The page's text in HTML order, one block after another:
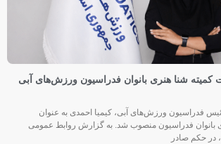
شنا هنری بانوان فدراسیون ورزش‌های آبی
فدراسیون ورزش‌های آبی، کیمیا احمدی به عنوان
فدراسیون منصوب شد. به گزارش روابط عمومی
در حکم صادر